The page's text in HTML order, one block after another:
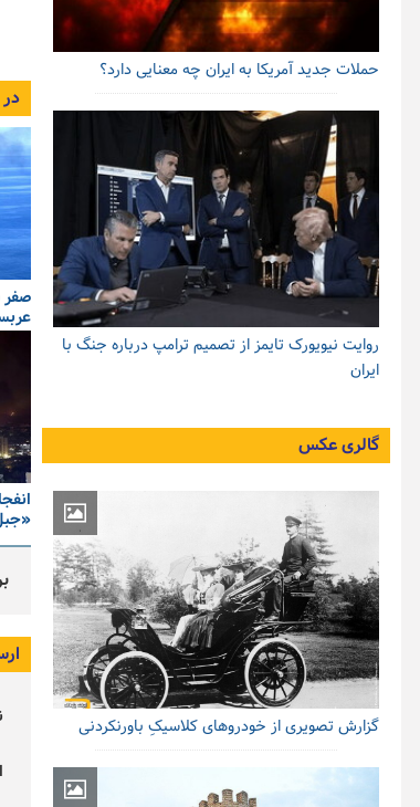
صفر
حملات جدید آمریکا به ایران چه معنایی دارد؟
روایت نیویورک تایمز از تصمیم ترامپ درباره جنگ با
ایران
گالری عکس
گزارش تصویری از خودروهای کلاسیکِ باورنکردنی